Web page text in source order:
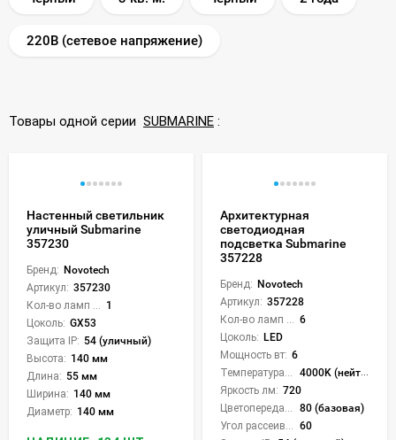
220В (сетевое напряжение)
Товары одной серии SUBMARINE :
Настенный светильник
уличный Submarine
357230
Бренд: Novotech
Артикул: 357230
1
Цоколь: GX53
Защита IP: 54 (уличный)
Высота: 140 мм
Длина: 55 мм
Ширина: 140 мм
Диаметр: 140 мм
Архитектурная
светодиодная
подсветка Submarine
357228
Бренд: Novotech
Артикул: 357228
6
Цоколь: LED
Мощность вт: 6
4000K (нейтральный)
Яркость лм: 720
80 (базовая)
60